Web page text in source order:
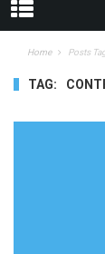
Home Posts
TAG: